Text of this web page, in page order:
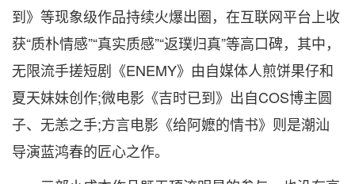
到》等现象级作品持续火爆出圈，在互联网平台上收
获“质朴情感”“真实质感”“返璞归真”等高口碑，其中，
无限流手搓短剧《ENEMY》由自媒体人煎饼果仔和
夏天妹妹创作;微电影《吉时已到》出自COS博主圆
子、无恙之手;方言电影《给阿嬷的情书》则是潮汕
导演蓝鸿春的匠心之作。